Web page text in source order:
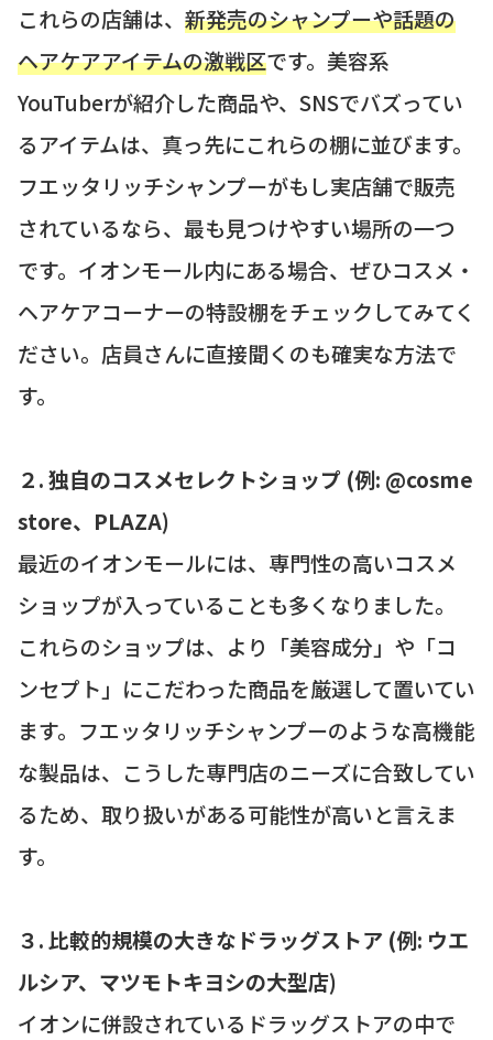
これらの店舗は、 新発売のシャンプーや話題の
ヘアケアアイテムの激戦区です。美容系
YouTuberが紹介した商品や、SNSでバズってい
るアイテムは、真っ先にこれらの棚に並びます。
フエッタリッチシャンプーがもし実店舗で販売
されているなら、最も見つけやすい場所の一つ
です。イオンモール内にある場合、ぜひコスメ・
ヘアケアコーナーの特設棚をチェックしてみてく
ださい。店員さんに直接聞くのも確実な方法で
す。
２. 独自のコスメセレクトショップ (例: @cosme
store、PLAZA)
最近のイオンモールには、専門性の高いコスメ
ショップが入っていることも多くなりました。
これらのショップは、より「美容成分」や「コ
ンセプト」にこだわった商品を厳選して置いてい
ます。フエッタリッチシャンプーのような高機能
な製品は、こうした専門店のニーズに合致してい
るため、取り扱いがある可能性が高いと言えま
す。
３. 比較的規模の大きなドラッグストア (例: ウエ
ルシア、マツモトキヨシの大型店)
イオンに併設されているドラッグストアの中で